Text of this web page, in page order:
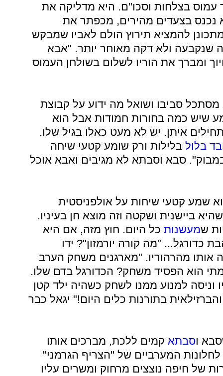
עמוס בצלחות וסכו"ם. היא מדליקה את
נכנס בצעדים מהירים, מכפתר את
להמציא תירוץ הולם לאביו שמבקש
שנקבעה ולא דקה מאוחר יותר. "אבא
ומברך את הוריו לשלום בשולחן העמוס
סביבו ושואל מה ידוע על קבוצת
שיש כמה בחורות חמודות אבל הוא
איתן. יש לא מעט כאלו בגיל שלו.
בלול בלילות ורק שומע קטעי שיחה
סבא וסבתא לא מגיבים ואבא אוכל
שמע קטעי שיחות על אולפניסטית
ביישנית ושקטה וזה מוצא חן בעיניו.
שמעשנות כל היום. חוץ מזה, אם היא
כדורגל... "מה קורה יורמזון"? ידו
אותו מהרהוריו. "מארגנים משחק הערב
הוא הפסיד משחק? הכדורגל בדם שלו.
למנוע ממנו לשחק כשהיה ילד קטן
בתורנות כלים היום!" יגאל כבר
וסבתא קמים ללכת, מברכים אותו
המערביים של "הצריף הגרמני"
של חיפה נוצצים מרחוק ומשרים עליו